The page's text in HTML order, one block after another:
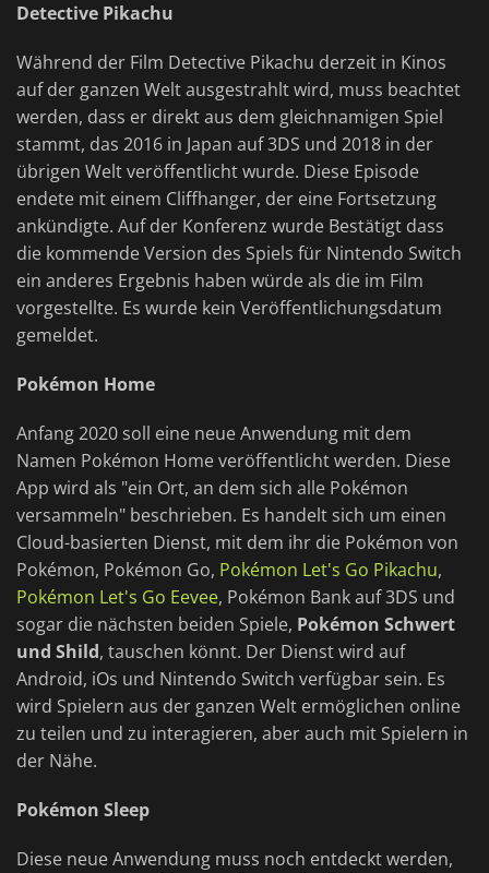
Detective Pikachu
Während der Film Detective Pikachu derzeit in Kinos
auf der ganzen Welt ausgestrahlt wird, muss beachtet
werden, dass er direkt aus dem gleichnamigen Spiel
stammt, das 2016 in Japan auf 3DS und 2018 in der
übrigen Welt veröffentlicht wurde. Diese Episode
endete mit einem Cliffhanger, der eine Fortsetzung
ankündigte. Auf der Konferenz wurde Bestätigt dass
die kommende Version des Spiels für Nintendo Switch
ein anderes Ergebnis haben würde als die im Film
vorgestellte. Es wurde kein Veröffentlichungsdatum
gemeldet.
Pokémon Home
Anfang 2020 soll eine neue Anwendung mit dem
Namen Pokémon Home veröffentlicht werden. Diese
App wird als "ein Ort, an dem sich alle Pokémon
versammeln" beschrieben. Es handelt sich um einen
Cloud-basierten Dienst, mit dem ihr die Pokémon von
Pokémon, Pokémon Go, Pokémon Let's Go Pikachu,
Pokémon Let's Go Eevee, Pokémon Bank auf 3DS und
sogar die nächsten beiden Spiele, Pokémon Schwert
und Shild, tauschen könnt. Der Dienst wird auf
Android, iOs und Nintendo Switch verfügbar sein. Es
wird Spielern aus der ganzen Welt ermöglichen online
zu teilen und zu interagieren, aber auch mit Spielern in
der Nähe.
Pokémon Sleep
Diese neue Anwendung muss noch entdeckt werden,